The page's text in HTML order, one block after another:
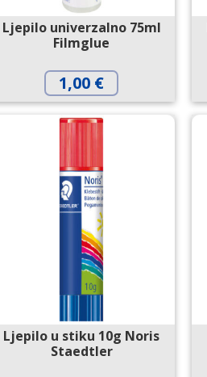
Ljepilo univerzalno 75ml
Filmglue
1,00 €
Ljepilo u stiku 10g Noris
Staedtler